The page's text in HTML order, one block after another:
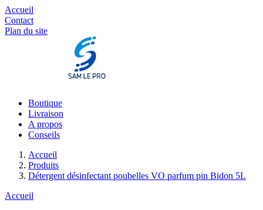
Accueil
Contact
Plan du site
Boutique
Livraison
A propos
Conseils
Accueil
Produits
Détergent désinfectant poubelles VO parfum pin Bidon 5L
Accueil